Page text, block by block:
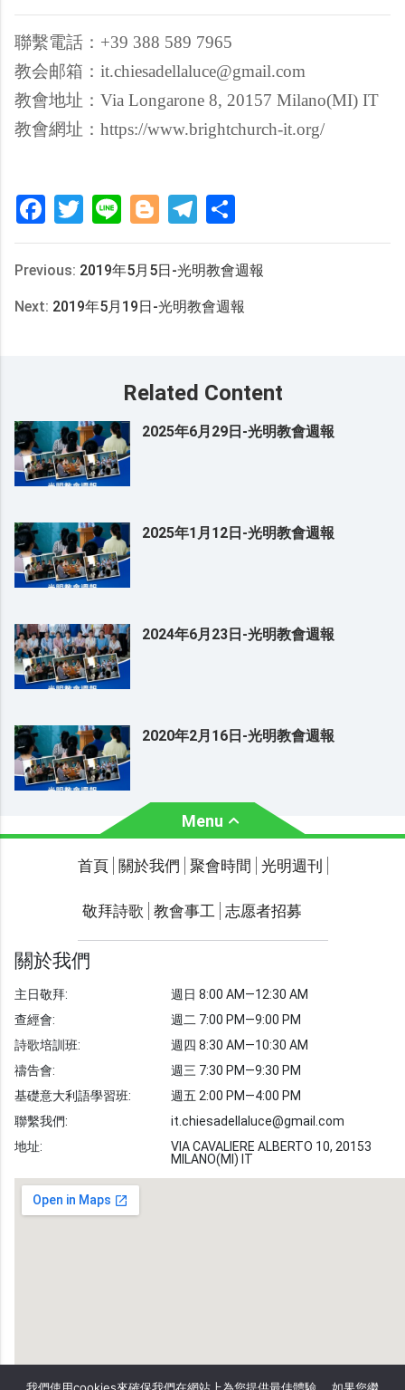
聯繫電話：+39 388 589 7965
教会邮箱：it.chiesadellaluce@gmail.com
教會地址：Via Longarone 8, 20157 Milano(MI) IT
教會網址：https://www.brightchurch-it.org/
FacebookTwitter Line Blogger Telegram
Previous: 2019年5月5日-光明教會週報
Next: 2019年5月19日-光明教會週報
Related Content
2025年6月29日-光明教會週報
2025年1月12日-光明教會週報
2024年6月23日-光明教會週報
2020年2月16日-光明教會週報
Menu
關於我們 聚會時間
光明週刊 學習聖經
聖經故事
敬拜詩歌 圖庫
聖經金句
教會事工 志愿者招募
首頁 關於我們 聚會時間 光明週刊
敬拜詩歌 教會事工 志愿者招募
關於我們
主日敬拜:
查經會:
詩歌培訓班:
禱告會:
基礎意大利語學習班:
聯繫我們:
地址:
週日 8:00 AM—12:30 AM
週二 7:00 PM—9:00 PM
週四 8:30 AM—10:30 AM
週三 7:30 PM—9:30 PM
週五 2:00 PM—4:00 PM
it.chiesadellaluce@gmail.com
VIA CAVALIERE ALBERTO 10, 20153
MILANO(MI) IT